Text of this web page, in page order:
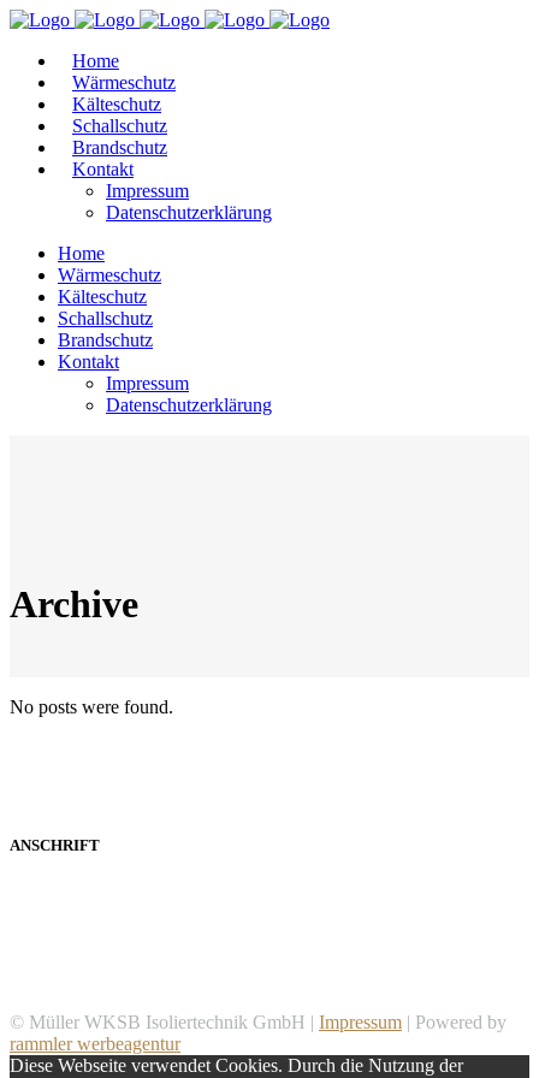
Home
Wärmeschutz
Kälteschutz
Schallschutz
Brandschutz
Kontakt
Impressum
Datenschutzerklärung
Home
Wärmeschutz
Kälteschutz
Schallschutz
Brandschutz
Kontakt
Impressum
Datenschutzerklärung
Archive
No posts were found.
ANSCHRIFT
© Müller WKSB Isoliertechnik GmbH | Impressum | Powered by
rammler werbeagentur
Diese Webseite verwendet Cookies. Durch die Nutzung der